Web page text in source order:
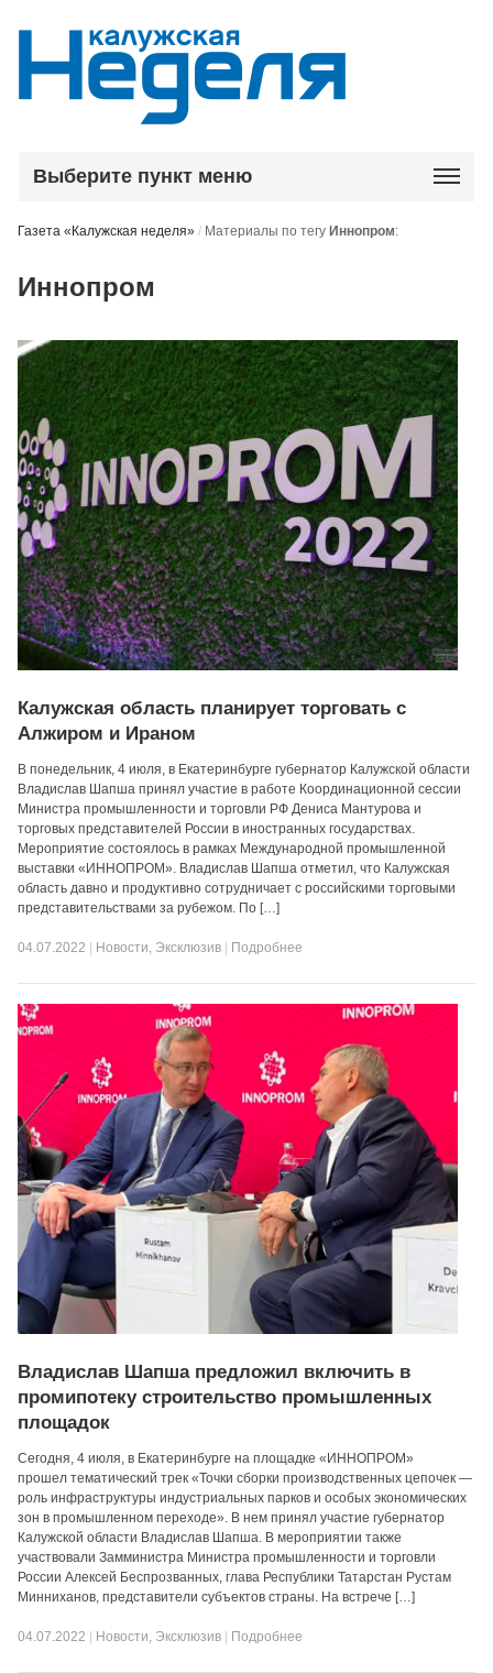
Выберите пункт меню
Газета «Калужская неделя» / Материалы по тегу Иннопром:
Иннопром
Калужская область планирует торговать с
Алжиром и Ираном
В понедельник, 4 июля, в Екатеринбурге губернатор Калужской области
Владислав Шапша принял участие в работе Координационной сессии
Министра промышленности и торговли РФ Дениса Мантурова и
торговых представителей России в иностранных государствах.
Мероприятие состоялось в рамках Международной промышленной
выставки «ИННОПРОМ». Владислав Шапша отметил, что Калужская
область давно и продуктивно сотрудничает с российскими торговыми
представительствами за рубежом. По […]
04.07.2022 Новости, Эксклюзив Подробнее
Владислав Шапша предложил включить в
промипотеку строительство промышленных
площадок
Сегодня, 4 июля, в Екатеринбурге на площадке «ИННОПРОМ»
прошел тематический трек «Точки сборки производственных цепочек —
роль инфраструктуры индустриальных парков и особых экономических
зон в промышленном переходе». В нем принял участие губернатор
Калужской области Владислав Шапша. В мероприятии также
участвовали Замминистра Министра промышленности и торговли
России Алексей Беспрозванных, глава Республики Татарстан Рустам
Минниханов, представители субъектов страны. На встрече […]
04.07.2022 Новости, Эксклюзив Подробнее